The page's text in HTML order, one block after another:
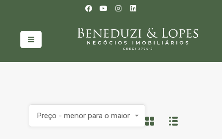
Preço - menor para o maior